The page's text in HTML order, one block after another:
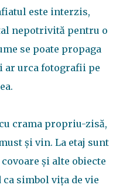
este interzis,
nepotrivită pentru o
se poate propaga
ar urca fotografii pe
crama propriu-zisă,
și vin. La etaj sunt
și alte obiecte
simbol vița de vie